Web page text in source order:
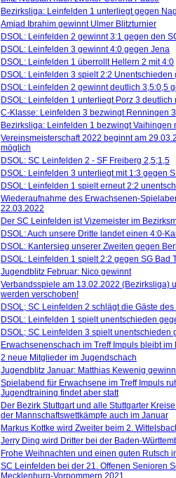
Bezirksliga: Leinfelden 1 unterliegt gegen
Amjad Ibrahim gewinnt Ulmer Blitzturnier
DSOL: Leinfelden 2 gewinnt 3:1 gegen den
DSOL: Leinfelden 3 gewinnt 4:0 gegen Jena
DSOL: Leinfelden 1 überrollt Hellern 2 mit 4:0
DSOL: Leinfelden 3 spielt 2:2 Unentschieden
DSOL: Leinfelden 2 gewinnt deutlich 3,5:0,5
DSOL: Leinfelden 1 unterliegt Porz 3 deutlich
C-Klasse: Leinfelden 3 bezwingt Renningen
Bezirksliga: Leinfelden 1 bezwingt Vaihingen
Vereinsmeisterschaft 2022 beginnt am
möglich
DSOL: SC Leinfelden 2 - SF Freiberg 2,5;1,5
DSOL: Leinfelden 3 unterliegt mit 1:3 gegen
DSOL: Leinfelden 1 spielt erneut 2:2
Wiederaufnahme des Erwachsenen-
22.03.2022
Der SC Leinfelden ist Vizemeister im
DSOL: Auch unsere Dritte landet einen 4:0-
DSOL: Kantersieg unserer Zweiten gegen
DSOL: Leinfelden 1 spielt 2:2 gegen SG Bad
Jugendblitz Februar: Nico gewinnt
Verbandsspiele am 13.02.2022 (Bezirksliga)
werden verschoben!
DSOL; SC Leinfelden 2 schlägt die Gäste
DSOL: Leinfelden 1 spielt unentschieden
DSOL; SC Leinfelden 3 spielt unentschieden
Erwachsenenschach im Treff Impuls bleibt
2 neue Mitglieder im Jugendschach
Jugendblitz Januar: Matthias Kewenig
Spielabend für Erwachsene im Treff Impuls
Jugendtraining findet aber statt
Der Bezirk Stuttgart und alle Stuttgarter
der Mannschaftswettkämpfe auch im Januar
Markus Kottke wird Zweiter beim 2.
Jerry Ding wird Dritter bei der Baden-
Frohe Weihnachten und einen guten Rutsch
SC Leinfelden bei der 21. Offenen Senioren
Mecklenburg-Vorpommern 2021